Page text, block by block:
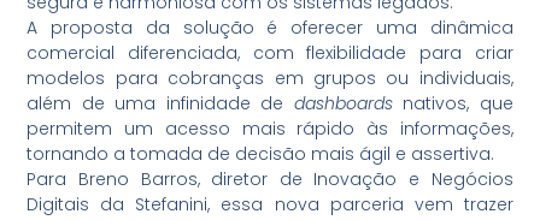
A proposta da solução é oferecer uma dinâmica
comercial diferenciada, com flexibilidade para criar
modelos para cobranças em grupos ou individuais,
além de uma infinidade de dashboards nativos, que
permitem um acesso mais rápido às informações,
tornando a tomada de decisão mais ágil e assertiva.
Para Breno Barros, diretor de Inovação e Negócios
Digitais da Stefanini, essa nova parceria vem trazer